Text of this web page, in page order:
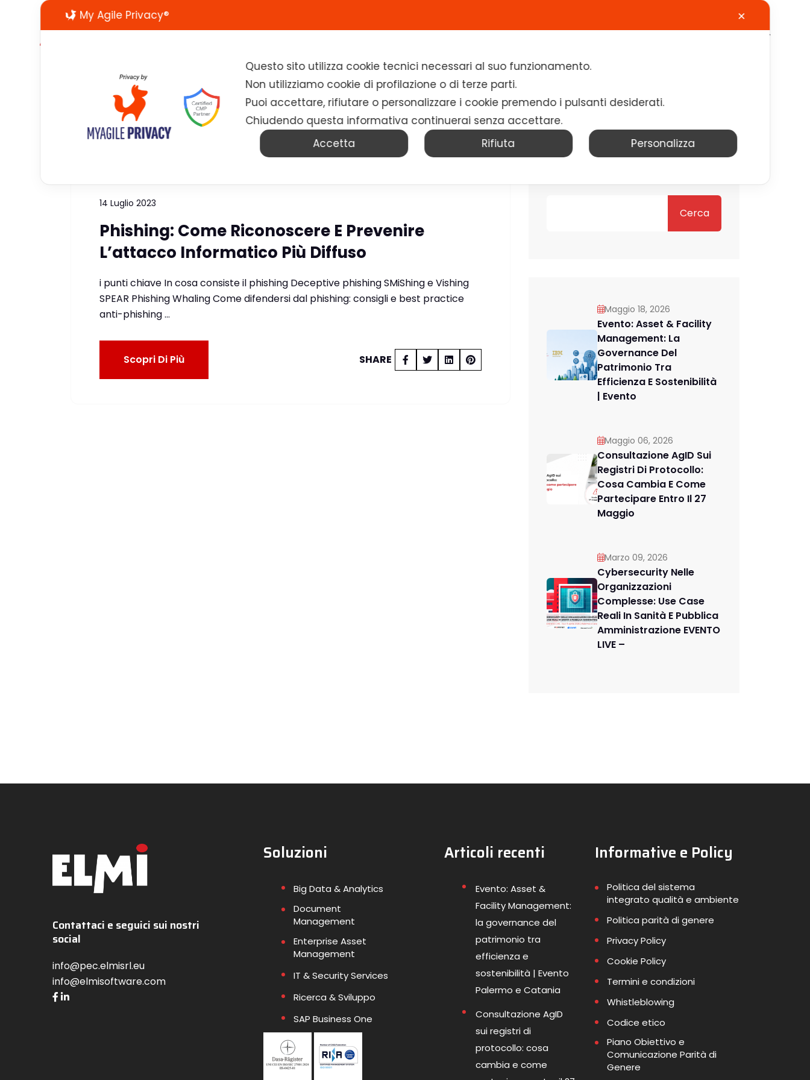
Home Chi siamo Soluzioni News Calendario Contatti Lavora con noi
Tag:web phishing
14 Luglio 2023
Phishing: Come Riconoscere E Prevenire
L’attacco Informatico Più Diffuso
i punti chiave In cosa consiste il phishing Deceptive phishing SMiShing e Vishing
SPEAR Phishing Whaling Come difendersi dal phishing: consigli e best practice
anti-phishing …
Scopri Di Più SHARE
Cerca
Maggio 18, 2026
Evento: Asset & Facility
Management: La
Governance Del
Patrimonio Tra
Efficienza E Sostenibilità
| Evento
Maggio 06, 2026
Consultazione AgID Sui
Registri Di Protocollo:
Cosa Cambia E Come
Partecipare Entro Il 27
Maggio
Marzo 09, 2026
Cybersecurity Nelle
Organizzazioni
Complesse: Use Case
Reali In Sanità E Pubblica
Amministrazione EVENTO
LIVE –
Contattaci e seguici sui nostri
social
info@pec.elmisrl.eu
info@elmisoftware.com
Soluzioni
Big Data & Analytics
Document
Management
Enterprise Asset
Management
IT & Security Services
Ricerca & Sviluppo
SAP Business One
Articoli recenti
Evento: Asset &
Facility Management:
la governance del
patrimonio tra
efficienza e
sostenibilità | Evento
Palermo e Catania
Consultazione AgID
sui registri di
protocollo: cosa
cambia e come
Informative e Policy
Politica del sistema
integrato qualità e ambiente
Politica parità di genere
Privacy Policy
Cookie Policy
Termini e condizioni
Whistleblowing
Codice etico
Piano Obiettivo e
Comunicazione Parità di
Genere
My Agile Privacy® ✕
Questo sito utilizza cookie tecnici necessari al suo funzionamento.
Non utilizziamo cookie di profilazione o di terze parti.
Puoi accettare, rifiutare o personalizzare i cookie premendo i pulsanti desiderati.
Chiudendo questa informativa continuerai senza accettare.
Accetta
Rifiuta Personalizza